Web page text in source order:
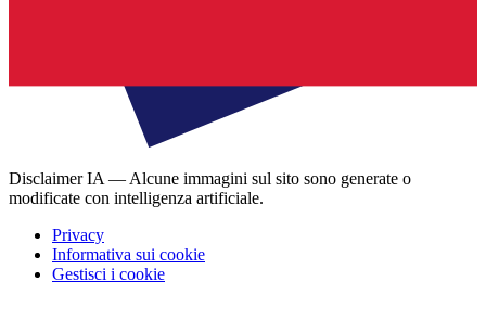
Disclaimer IA — Alcune immagini sul sito sono generate o
modificate con intelligenza artificiale.
Privacy
Informativa sui cookie
Gestisci i cookie